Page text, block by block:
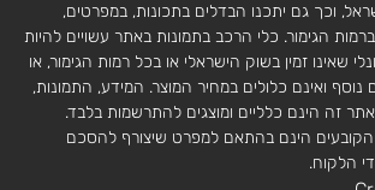
וכך גם יתכנו הבדלים בתכונות, במפרטים,
הגימור. כלי הרכב בתמונות באתר עשויים להיות
שאינו זמין בשוק הישראלי או בכל רמות הגימור, או
ואינם כלולים במחיר המוצר. המידע, התמונות,
זה הינם כלליים ומוצגים להתרשמות בלבד.
הינם בהתאם למפרט שיצורף להסכם
הלקוח.